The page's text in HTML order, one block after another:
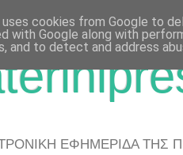
ΕΦΗΜΕΡΙΔΑ ΤΗΣ
cookies from Google to
with Google along with
and to detect and address